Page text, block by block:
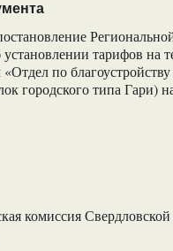
тарифов на
по
городского типа Гари)
комиссия